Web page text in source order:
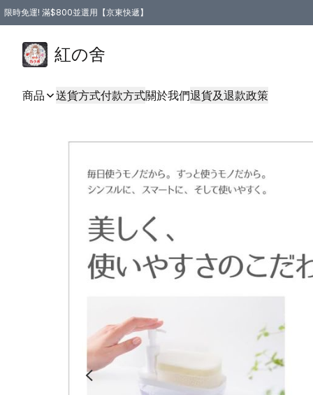
限時免運! 滿$800並選用【京東快遞】
紅の舍
商品 送貨方式付款方式關於我們退貨及退款政策